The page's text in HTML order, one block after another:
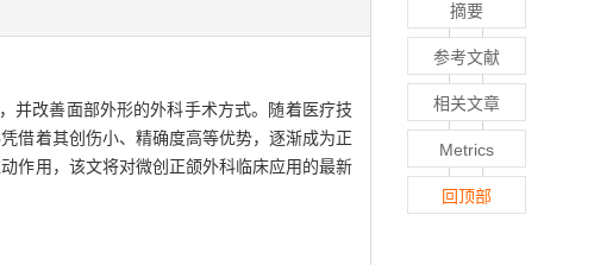
并改善面部外形的外科手术方式。随着医疗技
借着其创伤小、精确度高等优势，逐渐成为正
作用，该文将对微创正颌外科临床应用的最新
摘要
参考文献
相关文章
Metrics
回顶部